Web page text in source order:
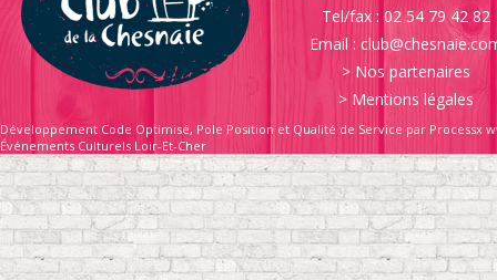
Tel/fax : 02 54 79 42 82
Email :
> Nos partenaires
> Mentions légales
Développement Code Optimisé, Pole Position et Qualité de Service par Processx
Événements Culturels Loir-Et-Cher